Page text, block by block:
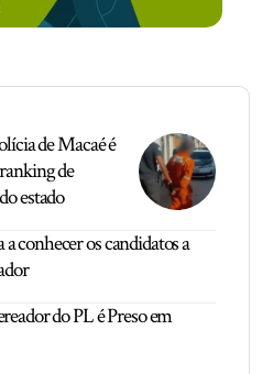
de Macaé é
de
estado
conhecer os candidatos a
do PL é Preso em